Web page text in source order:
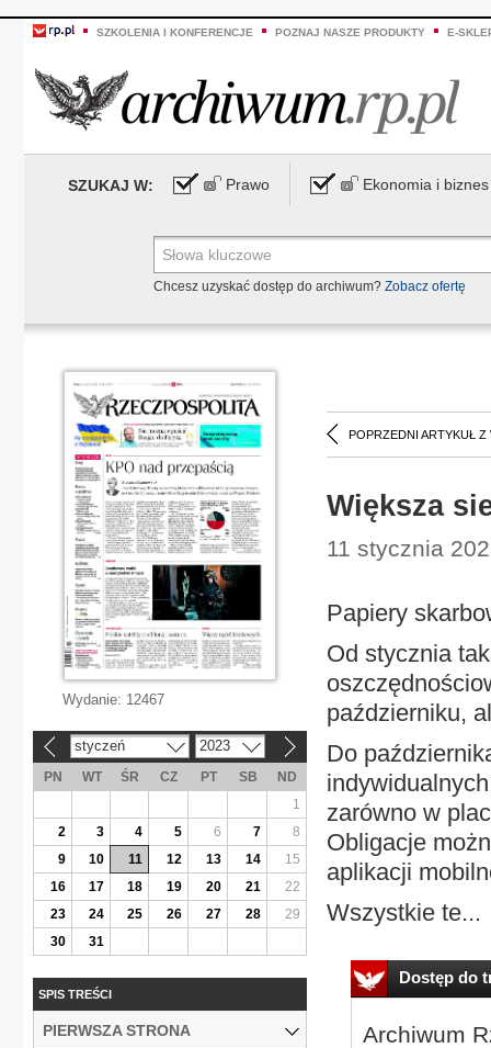
SZKOLENIA I KONFERENCJE POZNAJ NASZE PRODUKTY E-
SZUKAJ W: Prawo Ekonomia i biznes
Chcesz uzyskać dostęp do archiwum? Zobacz ofertę
POPRZEDNI ARTYKUŁ Z
Większa
11 stycznia
Papiery
Od stycznia
październiku,
Do
zarówno w
Obligacje
aplikacji
Wszystkie te...
Dostęp do
Archiwum
Wydanie: 12467
styczeń 2023
PN WT ŚR CZ PT SB
ND
1
2
3 4 5 6 7
8
9
10 11 12 13 14
15
16
17 18 19 20 21
22
23
24 25 26 27 28
29
30
31
SPIS TREŚCI
PIERWSZA STRONA